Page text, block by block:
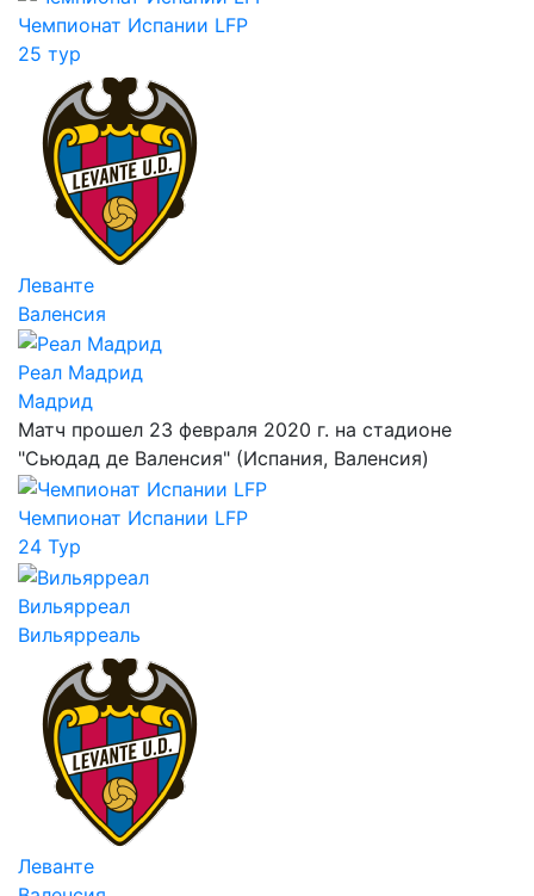
Чемпионат Испании LFP
25 тур
Леванте
Валенсия
Реал Мадрид
Мадрид
Матч прошел 23 февраля 2020 г. на стадионе
"Сьюдад де Валенсия" (Испания, Валенсия)
Чемпионат Испании LFP
24 Тур
Вильярреал
Вильярреаль
Леванте